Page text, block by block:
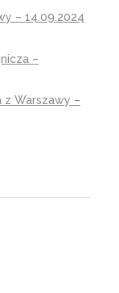
– 14.09.2024
–
Warszawy –